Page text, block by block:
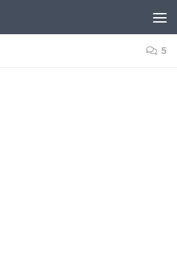
5